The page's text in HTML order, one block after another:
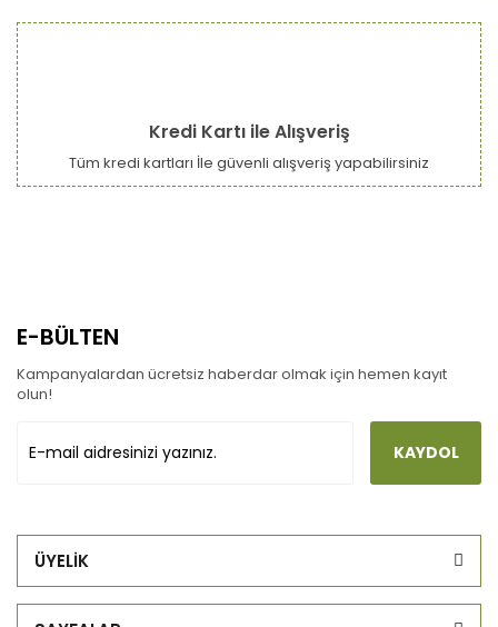
Kredi Kartı ile Alışveriş
Tüm kredi kartları İle güvenli alışveriş yapabilirsiniz
E-BÜLTEN
Kampanyalardan ücretsiz haberdar olmak için hemen kayıt
olun!
KAYDOL
ÜYELİK